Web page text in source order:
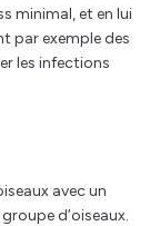
minimal, et en lui
par exemple des
les infections
avec un
d’oiseaux.